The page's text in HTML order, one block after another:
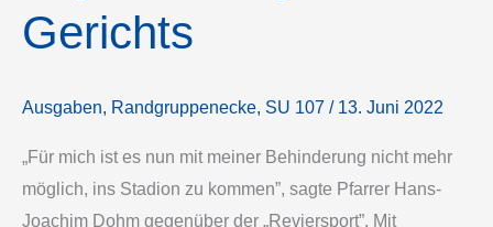
Gerichts
Ausgaben, Randgruppenecke, SU 107 / 13. Juni 2022
„Für mich ist es nun mit meiner Behinderung nicht mehr
möglich, ins Stadion zu kommen”, sagte Pfarrer Hans-
Joachim Dohm gegenüber der „Reviersport”. Mit